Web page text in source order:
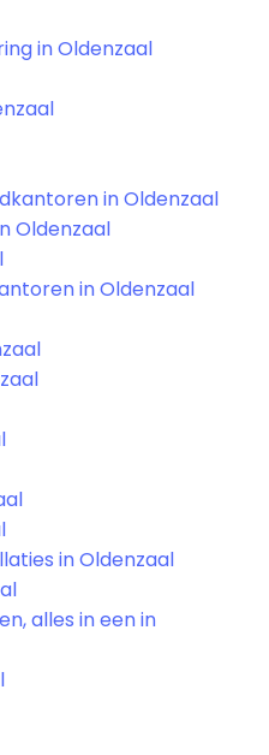
in Oldenzaal
in Oldenzaal
Oldenzaal
in Oldenzaal
in Oldenzaal
alles in een in